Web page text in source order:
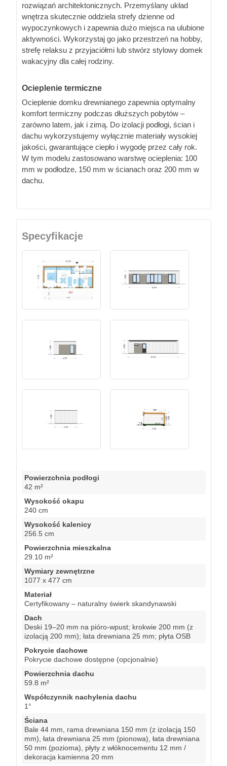
rozwiązań architektonicznych. Przemyślany układ
wnętrza skutecznie oddziela strefy dzienne od
wypoczynkowych i zapewnia dużo miejsca na ulubione
aktywności. Wykorzystaj go jako przestrzeń na hobby,
strefę relaksu z przyjaciółmi lub stwórz stylowy domek
wakacyjny dla całej rodziny.
Ocieplenie termiczne
Ocieplenie domku drewnianego zapewnia optymalny
komfort termiczny podczas dłuższych pobytów –
zarówno latem, jak i zimą. Do izolacji podłogi, ścian i
dachu wykorzystujemy wyłącznie materiały wysokiej
jakości, gwarantujące ciepło i wygodę przez cały rok.
W tym modelu zastosowano warstwę ocieplenia: 100
mm w podłodze, 150 mm w ścianach oraz 200 mm w
dachu.
Specyfikacje
Powierzchnia podłogi
42 m²
Wysokość okapu
240 cm
Wysokość kalenicy
256.5 cm
Powierzchnia mieszkalna
29.10 m²
Wymiary zewnętrzne
1077 x 477 cm
Materiał
Certyfikowany – naturalny świerk skandynawski
Dach
Deski 19–20 mm na pióro-wpust; krokwie 200 mm (z
izolacją 200 mm); łata drewniana 25 mm; płyta OSB
Pokrycie dachowe
Pokrycie dachowe dostępne (opcjonalnie)
Powierzchnia dachu
59.8 m²
Współczynnik nachylenia dachu
1°
Ściana
Bale 44 mm, rama drewniana 150 mm (z izolacją 150
mm), łata drewniana 25 mm (pionowa), łata drewniana
50 mm (pozioma), płyty z włóknocementu 12 mm /
dekoracja kamienna 20 mm